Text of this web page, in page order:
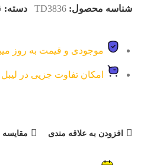
شناسه محصول: TD3836 دسته:
موجودی و قیمت به روز
امکان تفاوت جزیی در
افزودن به علاقه مندی مقایسه